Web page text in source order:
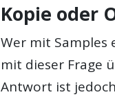
Kopie oder
Wer mit Samples
mit dieser Frage
Antwort ist